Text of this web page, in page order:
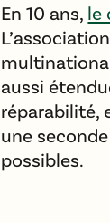
En 10 ans, le
aussi
réparabilité,
une
possibles.